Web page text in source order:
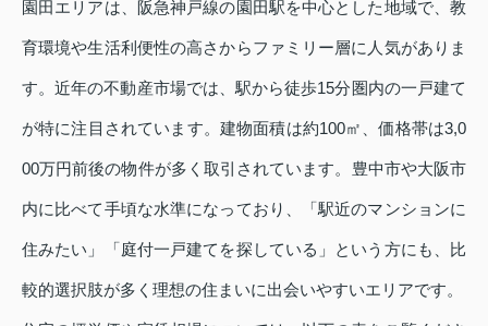
園田エリアは、阪急神戸線の園田駅を中心とした地域で、教
育環境や生活利便性の高さからファミリー層に人気がありま
す。近年の不動産市場では、駅から徒歩15分圏内の一戸建て
が特に注目されています。建物面積は約100㎡、価格帯は3,0
00万円前後の物件が多く取引されています。豊中市や大阪市
内に比べて手頃な水準になっており、「駅近のマンションに
住みたい」「庭付一戸建てを探している」という方にも、比
較的選択肢が多く理想の住まいに出会いやすいエリアです。